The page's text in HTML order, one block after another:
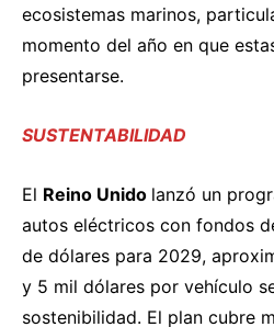
ecosistemas marinos,
momento del año en que
presentarse.
SUSTENTABILIDAD
El Reino Unido lanzó un
autos eléctricos con fondos
de dólares para 2029,
y 5 mil dólares por vehículo
sostenibilidad. El plan cubre